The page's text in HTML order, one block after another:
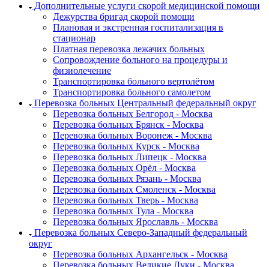
Дополнительные услуги скорой медицинской помощи
Дежурства бригад скорой помощи
Плановая и экстренная госпитализация в
стационар
Платная перевозка лежачих больных
Сопровождение больного на процедуры и
физиолечение
Транспортировка больного вертолётом
Транспортировка больного самолетом
Перевозка больных Центральный федеральный округ
Перевозка больных Белгород - Москва
Перевозка больных Брянск - Москва
Перевозка больных Воронеж - Москва
Перевозка больных Курск - Москва
Перевозка больных Липецк - Москва
Перевозка больных Орёл - Москва
Перевозка больных Рязань - Москва
Перевозка больных Смоленск - Москва
Перевозка больных Тверь - Москва
Перевозка больных Тула - Москва
Перевозка больных Ярославль - Москва
Перевозка больных Северо-Западный федеральный
округ
Перевозка больных Архангельск - Москва